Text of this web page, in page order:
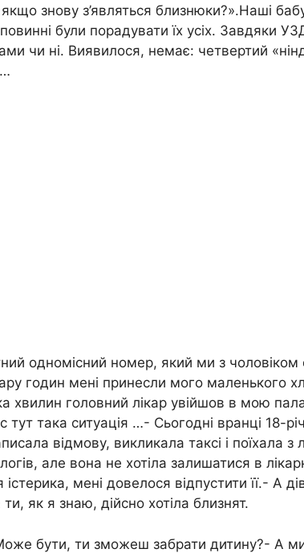
знову з’являться близнюки?».Наші
були порадувати їх усіх. Завдяки
чи ні. Виявилося, немає: четвертий
одномісний номер, який ми з чоловіком
годин мені принесли мого маленького
хвилин головний лікар увійшов в мою
така ситуація …- Сьогодні вранці 18-
відмову, викликала таксі і поїхала з
але вона не хотіла залишатися в
мені довелося відпустити її.- А
як я знаю, дійсно хотіла близнят.
бути, ти зможеш забрати дитину?- А